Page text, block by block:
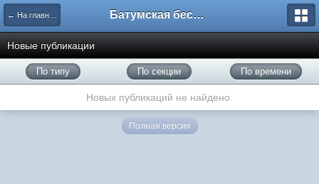
← На главную Батумская беседка
Новые публикации
По типу По секции По времени
Новых публикаций не найдено.
Полная версия